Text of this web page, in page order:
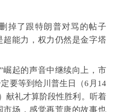
掉了跟特朗普对骂的帖子
能力，权力仍然是金字塔
崛起的声音中继续向上，市
要等到给川普生日（6月14
献礼才算阶段性胜利。听着
场，感觉再荒唐的故事也